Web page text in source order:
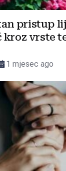
pristup
kroz vrste
1 mjesec ago